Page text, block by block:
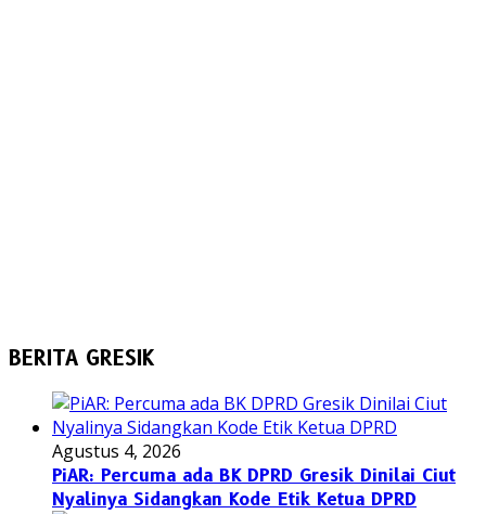
BERITA GRESIK
Agustus 4, 2026
PiAR: Percuma ada BK DPRD Gresik Dinilai Ciut
Nyalinya Sidangkan Kode Etik Ketua DPRD